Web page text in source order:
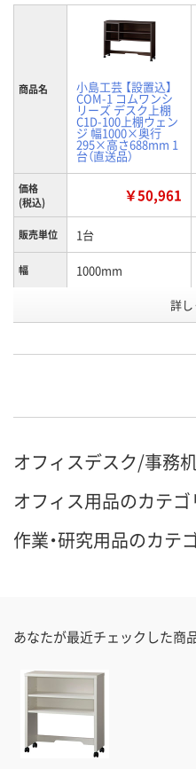
商品名 小島工芸 【設置込】
COM-1 コムワンシ
リーズ デスク上棚
C1D-100上棚ウェン
ジ 幅1000×奥行
295×高さ688mm 1
台（直送品）
価格
(税込)
￥50,961
販売単位 1台
幅 1000mm
号
お届け日 8月31日（月）まで
数量
カゴへ
詳し
オフィスデスク/事務
オフィス用品のカテゴ
作業・研究用品のカテ
あなたが最近チェックした商